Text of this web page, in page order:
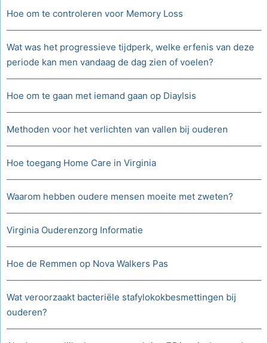
Hoe om te controleren voor Memory Loss
Wat was het progressieve tijdperk, welke erfenis van deze
periode kan men vandaag de dag zien of voelen?
Hoe om te gaan met iemand gaan op Diaylsis
Methoden voor het verlichten van vallen bij ouderen
Hoe toegang Home Care in Virginia
Waarom hebben oudere mensen moeite met zweten?
Virginia Ouderenzorg Informatie
Hoe de Remmen op Nova Walkers Pas
Wat veroorzaakt bacteriële stafylokokbesmettingen bij
ouderen?